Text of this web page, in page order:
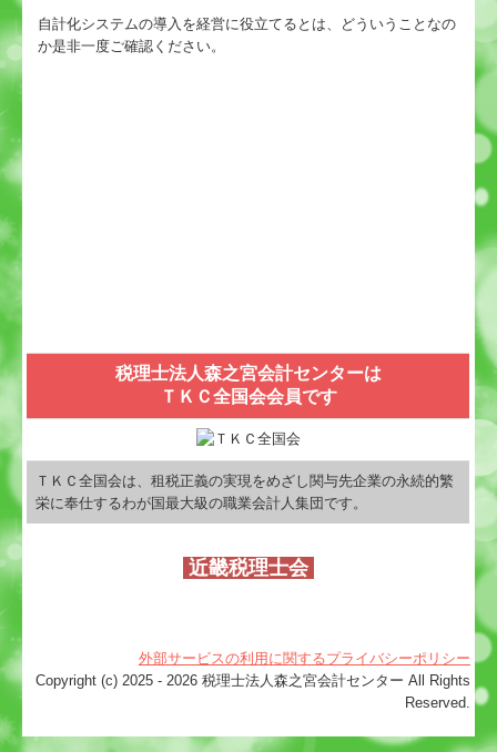
税理士法人森之宮会計センターは
ＴＫＣ全国会会員です
ＴＫＣ全国会は、租税正義の実現をめざし関与先企業の永続的繁
栄に奉仕するわが国最大級の職業会計人集団です。
近畿税理士会
自計化システムの導入を経営に役立てるとは、どういうことなの
か是非一度ご確認ください。
外部サービスの利用に関するプライバシーポリシー
Copyright (c) 2025 - 2026 税理士法人森之宮会計センター All Rights
Reserved.